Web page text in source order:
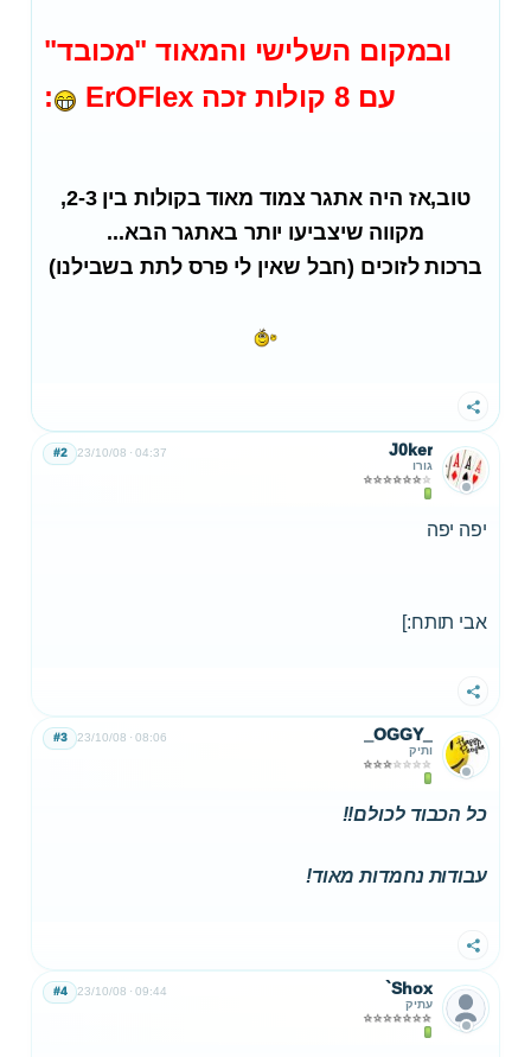
ובמקום השלישי והמאוד "מכובד"
עם 8 קולות זכה ErOFlex
:
טוב,אז היה אתגר צמוד מאוד בקולות בין 2-3,
מקווה שיצביעו יותר באתגר הבא...
ברכות לזוכים (חבל שאין לי פרס לתת בשבילנו)
שתף
J0ker
גורו
23/10/08 04:37
#2
יפה יפה
אבי תותח:]
שתף
_OGGY_
ותיק
23/10/08 08:06
#3
כל הכבוד לכולם!!
עבודות נחמדות מאוד!
שתף
`Shox
עתיק
23/10/08 09:44
#4